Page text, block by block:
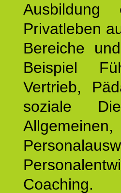
Privatleben
Bereiche
Beispiel
Vertrieb,
soziale
Coaching.